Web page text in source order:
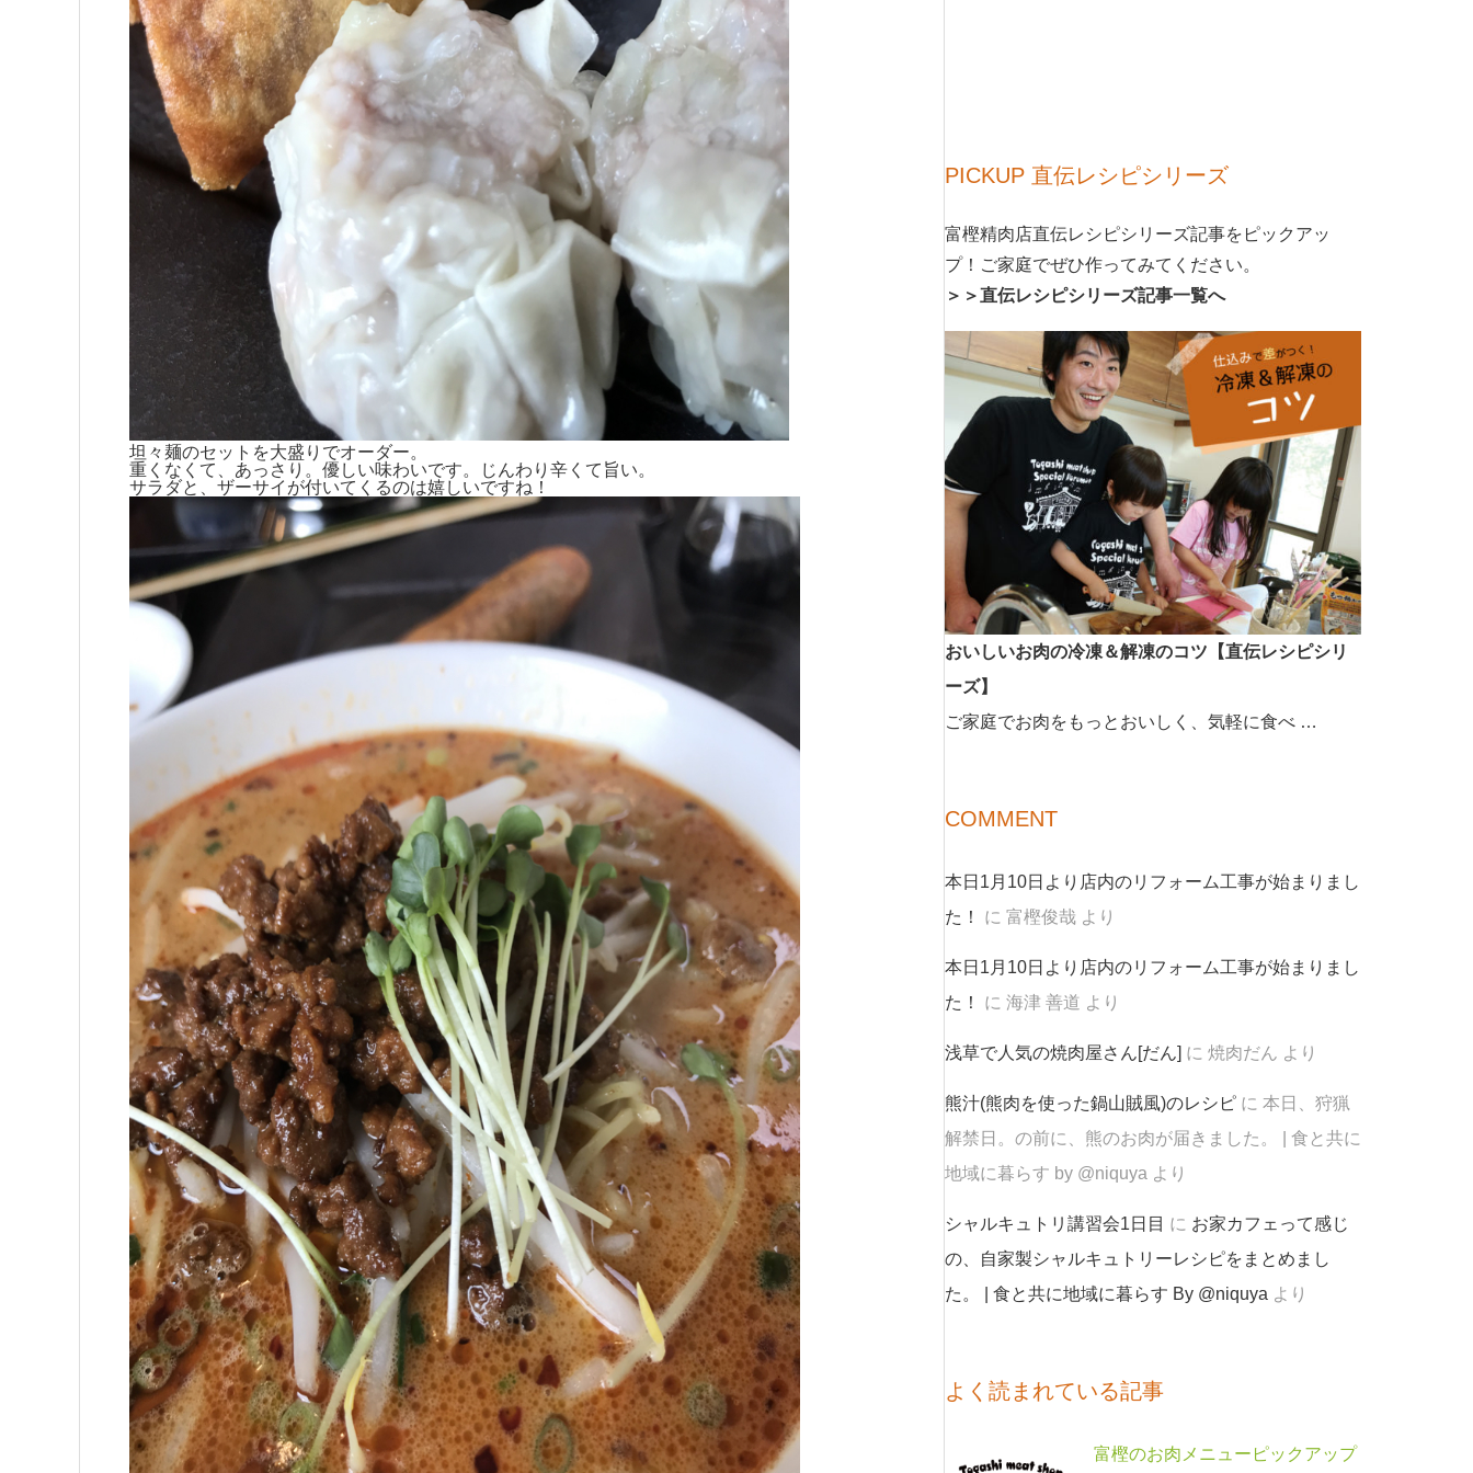
坦々麺のセットを大盛りでオーダー。
重くなくて、あっさり。優しい味わいです。じんわり辛くて旨い。
サラダと、ザーサイが付いてくるのは嬉しいですね！
PICKUP 直伝レシピシリーズ
富樫精肉店直伝レシピシリーズ記事をピックアッ
プ！ご家庭でぜひ作ってみてください。
＞＞直伝レシピシリーズ記事一覧へ
おいしいお肉の冷凍＆解凍のコツ【直伝レシピシリ
ーズ】
ご家庭でお肉をもっとおいしく、気軽に食べ …
COMMENT
本日1月10日より店内のリフォーム工事が始まりまし
た！
に 富樫俊哉 より
本日1月10日より店内のリフォーム工事が始まりまし
た！
に 海津 善道 より
浅草で人気の焼肉屋さん[だん] に 焼肉だん より
熊汁(熊肉を使った鍋山賊風)のレシピ に 本日、狩猟
解禁日。の前に、熊のお肉が届きました。 | 食と共に
地域に暮らす by @niquya より
シャルキュトリ講習会1日目 に お家カフェって感じ
の、自家製シャルキュトリーレシピをまとめまし
た。 | 食と共に地域に暮らす By @niquya より
よく読まれている記事
富樫のお肉メニューピックアップ